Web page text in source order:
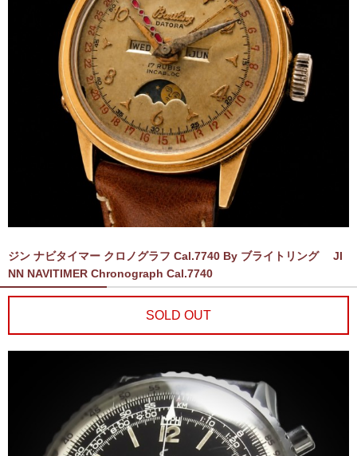
ジン ナビタイマー クロノグラフ Cal.7740 By ブライトリング JI
NN NAVITIMER Chronograph Cal.7740
SOLD OUT